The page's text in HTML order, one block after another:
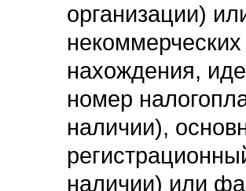
организации)
нахождения,
номер
наличии),
наличии) или